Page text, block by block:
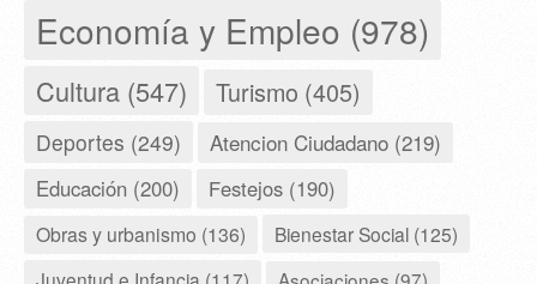
Economía y Empleo (978)
Cultura (547) Turismo (405)
Deportes (249) Atencion Ciudadano (219)
Educación (200) Festejos (190)
Obras y urbanismo (136)
Bienestar Social (125)